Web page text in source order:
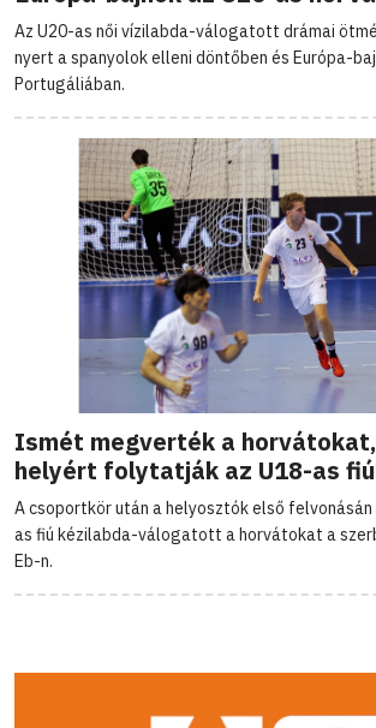
Az U20-as női vízilabda-válogatott drámai
nyert a spanyolok elleni döntőben és Európa-
Portugáliában.
Ismét megverték a
helyért folytatják az U18-as
A csoportkör után a helyosztók első
as fiú kézilabda-válogatott a horvátokat a
Eb-n.